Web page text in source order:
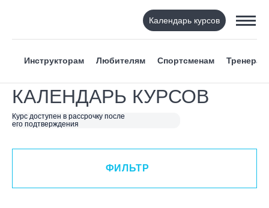
Календарь курсов
Инструкторам Любителям Спортсменам Тренерам
КАЛЕНДАРЬ КУРСОВ
Курс доступен в рассрочку после
его подтверждения
ФИЛЬТР
ВИД СПОРТА
Я ХОЧУ
КАТЕГОРИЯ
ФИЛЬТР